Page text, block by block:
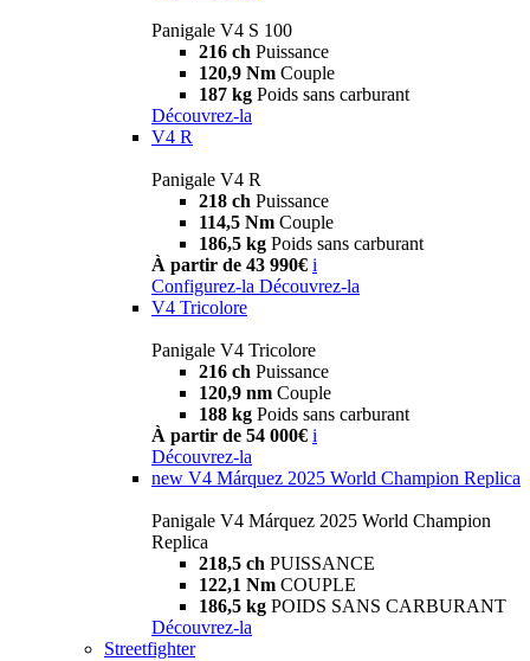
Panigale V4 S 100
216 ch Puissance
120,9 Nm Couple
187 kg Poids sans carburant
Découvrez-la
V4 R
Panigale V4 R
218 ch Puissance
114,5 Nm Couple
186,5 kg Poids sans carburant
À partir de 43 990€ i
Configurez-la Découvrez-la
V4 Tricolore
Panigale V4 Tricolore
216 ch Puissance
120,9 nm Couple
188 kg Poids sans carburant
À partir de 54 000€ i
Découvrez-la
new V4 Márquez 2025 World Champion Replica
Panigale V4 Márquez 2025 World Champion
Replica
218,5 ch PUISSANCE
122,1 Nm COUPLE
186,5 kg POIDS SANS CARBURANT
Découvrez-la
Streetfighter